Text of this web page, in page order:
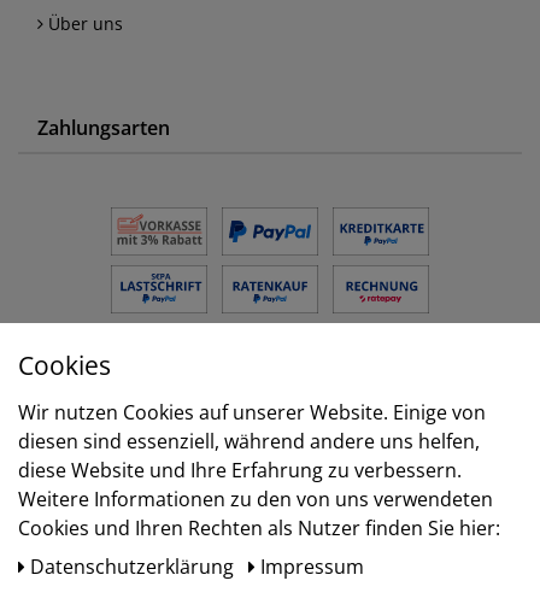
Über uns
Zahlungsarten
Versand
Cookies
Wir nutzen Cookies auf unserer Website. Einige von
diesen sind essenziell, während andere uns helfen,
diese Website und Ihre Erfahrung zu verbessern.
Weitere Informationen zu den von uns verwendeten
Cookies und Ihren Rechten als Nutzer finden Sie hier:
Daten­schutz­erklärung
Impressum